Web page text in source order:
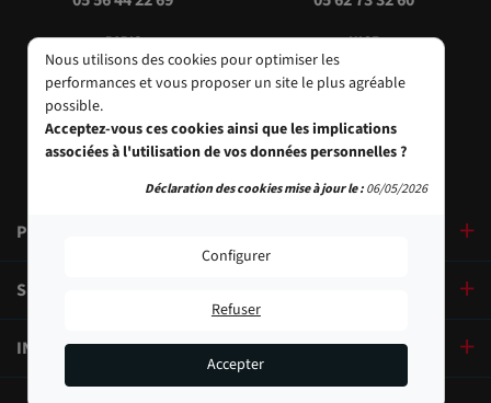
PARIS
9, bd des Filles-du-Calvaire
75003 Paris
01 40 29 91 91
PRODUITS
SERVICES
INFORMATIONS
NICE
24 Rue de l'Hôtel des Postes
06000 Nice
Nous utilisons des cookies pour optimiser les
performances et vous proposer un site le plus agréable
possible.
Acceptez-vous ces cookies ainsi que les implications
associées à l'utilisation de vos données personnelles ?
Configurer
Refuser
Accepter
Déclaration des cookies mise à jour le :06/05/2026